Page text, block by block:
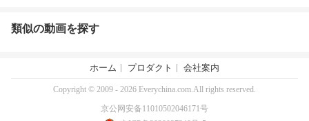
類似の動画を探す
ホーム プロダクト 会社案内
Copyright © 2009 - 2026 Everychina.com.All rights reserved.
京公网安备11010502046171号